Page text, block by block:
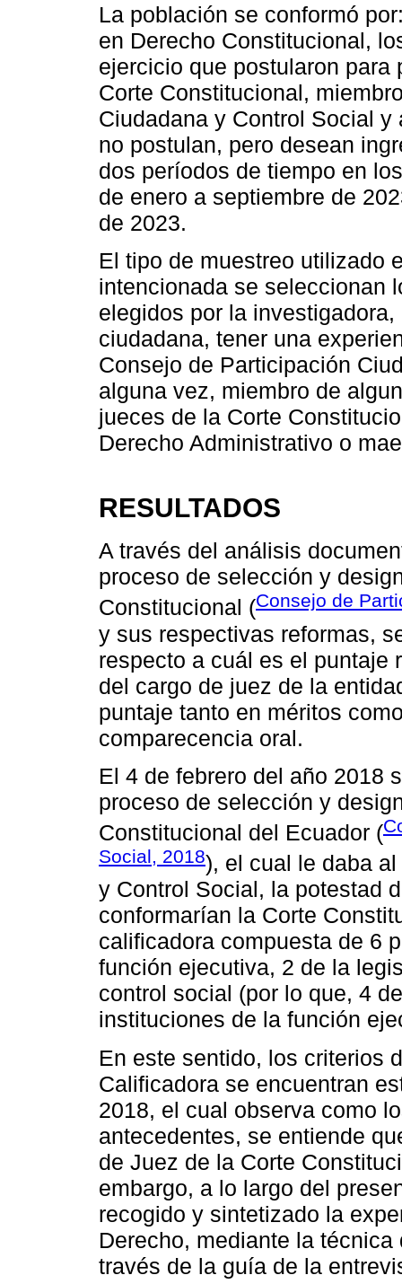
La población se conformó
en Derecho Constitucional,
ejercicio que postularon
Corte Constitucional,
Ciudadana y Control Social
no postulan, pero desean
dos períodos de tiempo en
de enero a septiembre de
de 2023.
El tipo de muestreo utilizado
intencionada se seleccionan
elegidos por la
ciudadana, tener una
Consejo de Participación
alguna vez, miembro de
jueces de la Corte
Derecho Administrativo o
RESULTADOS
A través del análisis
proceso de selección y
Constitucional (Consejo de
y sus respectivas reformas,
respecto a cuál es el puntaje
del cargo de juez de la
puntaje tanto en méritos
comparecencia oral.
El 4 de febrero del año 2018
proceso de selección y
Constitucional del Ecuador (
Social, 2018), el cual le daba
y Control Social, la potestad
conformarían la Corte
calificadora compuesta de 6
función ejecutiva, 2 de la
control social (por lo que, 4
instituciones de la función
En este sentido, los criterios
Calificadora se encuentran
2018, el cual observa como
antecedentes, se entiende
de Juez de la Corte
embargo, a lo largo del
recogido y sintetizado la
Derecho, mediante la
través de la guía de la